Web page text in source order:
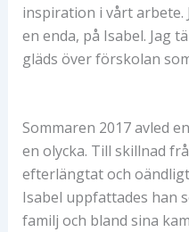
inspiration i vårt
en enda, på Isabel. Jag
gläds över förskolan
Sommaren 2017 avled
en olycka. Till skillnad
efterlängtat och
Isabel uppfattades han
familj och bland sina